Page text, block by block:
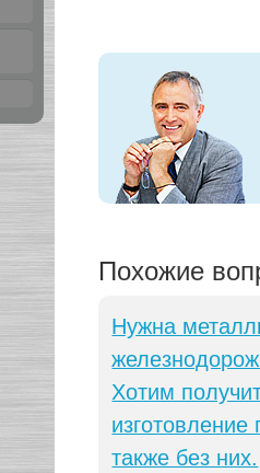
Похожие
Нужна
Хотим
также без них.